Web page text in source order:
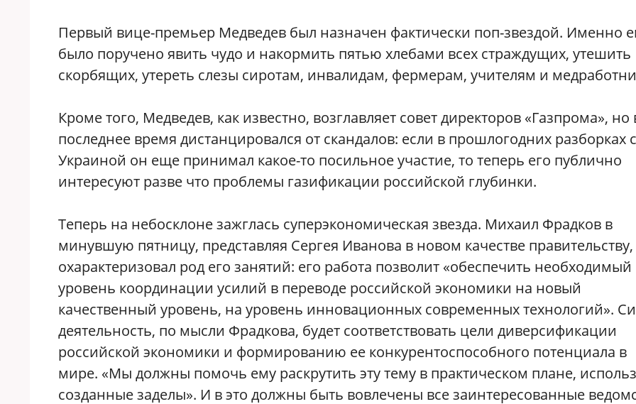
Первый вице-премьер Медведев был назначен фактически поп-звездой. Именно
было поручено явить чудо и накормить пятью хлебами всех страждущих, утешить
скорбящих, утереть слезы сиротам, инвалидам, фермерам, учителям и
Кроме того, Медведев, как известно, возглавляет совет директоров «Газпрома», но
последнее время дистанцировался от скандалов: если в прошлогодних разборках с
Украиной он еще принимал какое-то посильное участие, то теперь его публично
интересуют разве что проблемы газификации российской глубинки.
Теперь на небосклоне зажглась суперэкономическая звезда. Михаил Фрадков в
минувшую пятницу, представляя Сергея Иванова в новом качестве правительству,
охарактеризовал род его занятий: его работа позволит «обеспечить необходимый
уровень координации усилий в переводе российской экономики на новый
качественный уровень, на уровень инновационных современных технологий».
деятельность, по мысли Фрадкова, будет соответствовать цели диверсификации
российской экономики и формированию ее конкурентоспособного потенциала в
мире. «Мы должны помочь ему раскрутить эту тему в практическом плане,
созданные заделы». И в это должны быть вовлечены все заинтересованные